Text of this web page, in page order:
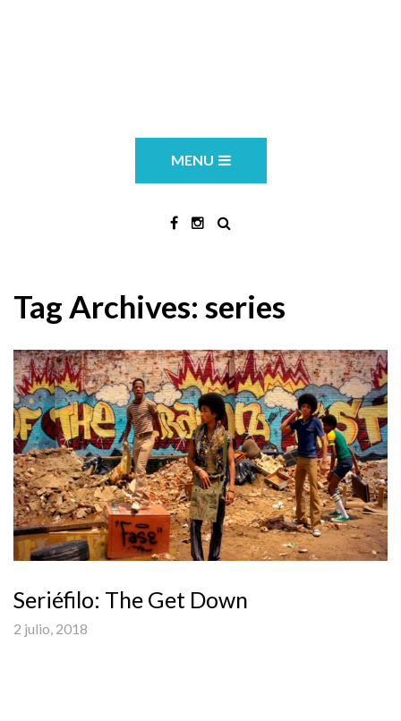
MENU
Tag Archives: series
Seriéfilo: The Get Down
2 julio, 2018